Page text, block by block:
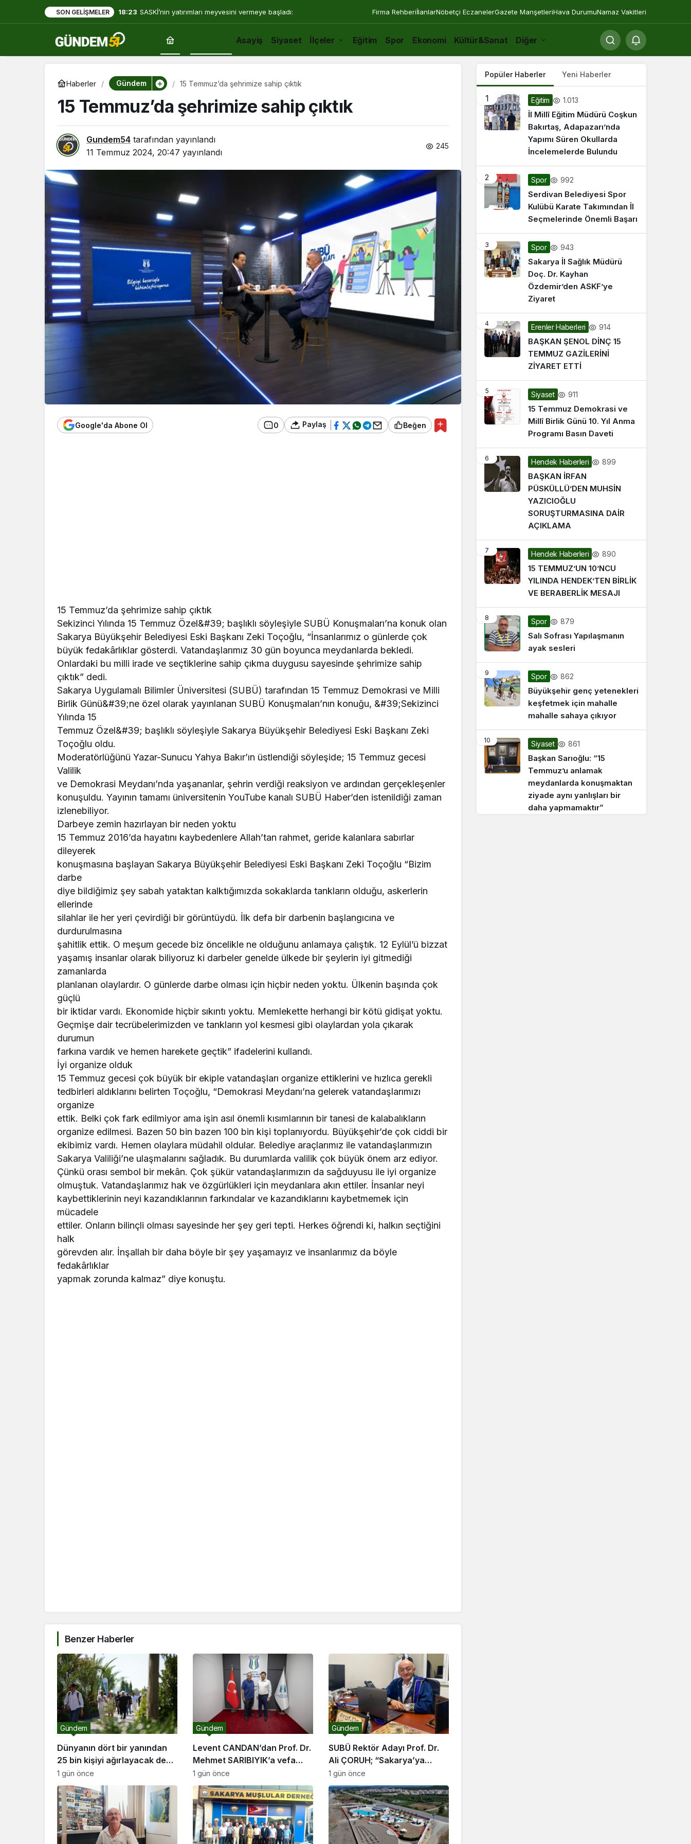
SON GELIŞMELER 18:23 SASKİ’nin yatırımları meyvesini vermeye başladı: Firma RehberiİlanlarNöbetçi EczanelerGazete ManşetleriHava DurumuNamaz Vakitleri
Asayiş Siyaset İlçeler Eğitim Spor Ekonomi Kültür&Sanat Diğer
Haberler Gündem 15 Temmuz’da şehrimize sahip çıktık
15 Temmuz’da şehrimize sahip çıktık
Gundem54 tarafından yayınlandı
11 Temmuz 2024, 20:47 yayınlandı
245
Google'da Abone Ol 0 Paylaş Beğen
15 Temmuz’da şehrimize sahip çıktık
Sekizinci Yılında 15 Temmuz Özel&#39; başlıklı söyleşiyle SUBÜ Konuşmaları’na konuk olan
Sakarya Büyükşehir Belediyesi Eski Başkanı Zeki Toçoğlu, “İnsanlarımız o günlerde çok
büyük fedakârlıklar gösterdi. Vatandaşlarımız 30 gün boyunca meydanlarda bekledi.
Onlardaki bu milli irade ve seçtiklerine sahip çıkma duygusu sayesinde şehrimize sahip
çıktık” dedi.
Sakarya Uygulamalı Bilimler Üniversitesi (SUBÜ) tarafından 15 Temmuz Demokrasi ve Milli
Birlik Günü&#39;ne özel olarak yayınlanan SUBÜ Konuşmaları’nın konuğu, &#39;Sekizinci
Yılında 15
Temmuz Özel&#39; başlıklı söyleşiyle Sakarya Büyükşehir Belediyesi Eski Başkanı Zeki
Toçoğlu oldu.
Moderatörlüğünü Yazar-Sunucu Yahya Bakır’ın üstlendiği söyleşide; 15 Temmuz gecesi
Valilik
ve Demokrasi Meydanı’nda yaşananlar, şehrin verdiği reaksiyon ve ardından gerçekleşenler
konuşuldu. Yayının tamamı üniversitenin YouTube kanalı SUBÜ Haber’den istenildiği zaman
izlenebiliyor.
Darbeye zemin hazırlayan bir neden yoktu
15 Temmuz 2016’da hayatını kaybedenlere Allah’tan rahmet, geride kalanlara sabırlar
dileyerek
konuşmasına başlayan Sakarya Büyükşehir Belediyesi Eski Başkanı Zeki Toçoğlu “Bizim
darbe
diye bildiğimiz şey sabah yataktan kalktığımızda sokaklarda tankların olduğu, askerlerin
ellerinde
silahlar ile her yeri çevirdiği bir görüntüydü. İlk defa bir darbenin başlangıcına ve
durdurulmasına
şahitlik ettik. O meşum gecede biz öncelikle ne olduğunu anlamaya çalıştık. 12 Eylül’ü bizzat
yaşamış insanlar olarak biliyoruz ki darbeler genelde ülkede bir şeylerin iyi gitmediği
zamanlarda
planlanan olaylardır. O günlerde darbe olması için hiçbir neden yoktu. Ülkenin başında çok
güçlü
bir iktidar vardı. Ekonomide hiçbir sıkıntı yoktu. Memlekette herhangi bir kötü gidişat yoktu.
Geçmişe dair tecrübelerimizden ve tankların yol kesmesi gibi olaylardan yola çıkarak
durumun
farkına vardık ve hemen harekete geçtik” ifadelerini kullandı.
İyi organize olduk
15 Temmuz gecesi çok büyük bir ekiple vatandaşları organize ettiklerini ve hızlıca gerekli
tedbirleri aldıklarını belirten Toçoğlu, “Demokrasi Meydanı’na gelerek vatandaşlarımızı
organize
ettik. Belki çok fark edilmiyor ama işin asıl önemli kısımlarının bir tanesi de kalabalıkların
organize edilmesi. Bazen 50 bin bazen 100 bin kişi toplanıyordu. Büyükşehir’de çok ciddi bir
ekibimiz vardı. Hemen olaylara müdahil oldular. Belediye araçlarımız ile vatandaşlarımızın
Sakarya Valiliği’ne ulaşmalarını sağladık. Bu durumlarda valilik çok büyük önem arz ediyor.
Çünkü orası sembol bir mekân. Çok şükür vatandaşlarımızın da sağduyusu ile iyi organize
olmuştuk. Vatandaşlarımız hak ve özgürlükleri için meydanlara akın ettiler. İnsanlar neyi
kaybettiklerinin neyi kazandıklarının farkındalar ve kazandıklarını kaybetmemek için
mücadele
ettiler. Onların bilinçli olması sayesinde her şey geri tepti. Herkes öğrendi ki, halkın seçtiğini
halk
görevden alır. İnşallah bir daha böyle bir şey yaşamayız ve insanlarımız da böyle
fedakârlıklar
yapmak zorunda kalmaz” diye konuştu.
Benzer Haberler
Dünyanın dört bir yanından
25 bin kişiyi ağırlayacak dev
fuar için geri sayım
Gündem
1 gün önce
Levent CANDAN’dan Prof. Dr.
Mehmet SARIBIYIK’a vefa
ziyareti
Gündem
1 gün önce
SUBÜ Rektör Adayı Prof. Dr.
Ali ÇORUH; “Sakarya’ya
değer katan bir üniversite
inşa etmek istiyorum”
Gündem
1 gün önce
Popüler Haberler Yeni Haberler
1 Eğitim 1.013
İl Millî Eğitim Müdürü Coşkun
Bakırtaş, Adapazarı’nda
Yapımı Süren Okullarda
İncelemelerde Bulundu
2 Spor 992
Serdivan Belediyesi Spor
Kulübü Karate Takımından İl
Seçmelerinde Önemli Başarı
3 Spor 943
Sakarya İl Sağlık Müdürü
Doç. Dr. Kayhan
Özdemir’den ASKF’ye
Ziyaret
4 Erenler Haberleri 914
BAŞKAN ŞENOL DİNÇ 15
TEMMUZ GAZİLERİNİ
ZİYARET ETTİ
5 Siyaset 911
15 Temmuz Demokrasi ve
Millî Birlik Günü 10. Yıl Anma
Programı Basın Daveti
6 Hendek Haberleri 899
BAŞKAN İRFAN
PÜSKÜLLÜ’DEN MUHSİN
YAZICIOĞLU
SORUŞTURMASINA DAİR
AÇIKLAMA
7 Hendek Haberleri 890
15 TEMMUZ’UN 10’NCU
YILINDA HENDEK’TEN BİRLİK
VE BERABERLİK MESAJI
8 Spor 879
Salı Sofrası Yapılaşmanın
ayak sesleri
9 Spor 862
Büyükşehir genç yetenekleri
keşfetmek için mahalle
mahalle sahaya çıkıyor
10 Siyaset 861
Başkan Sarıoğlu: “15
Temmuz’u anlamak
meydanlarda konuşmaktan
ziyade aynı yanlışları bir
daha yapmamaktır”